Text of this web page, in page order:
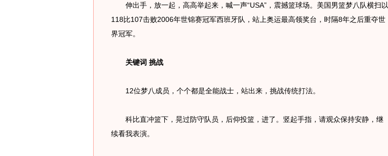
伸出手，放一起，高高举起来，喊一声“USA”，震撼篮球场。美国男篮梦八队横扫以
118比107击败2006年世锦赛冠军西班牙队，站上奥运最高领奖台，时隔8年之后重夺世
界冠军。
关键词 挑战
12位梦八成员，个个都是全能战士，站出来，挑战传统打法。
科比直冲篮下，晃过防守队员，后仰投篮，进了。竖起手指，请观众保持安静，继
续看我表演。